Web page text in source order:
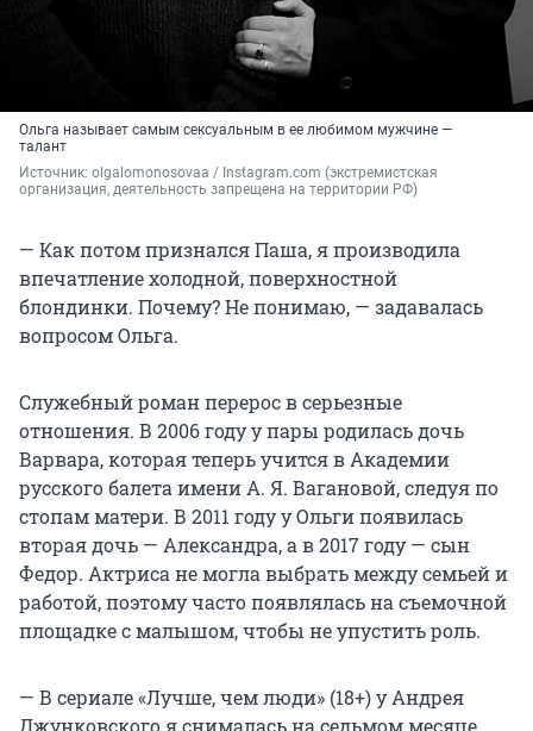
Ольга называет самым сексуальным в ее любимом мужчине —
талант
Источник: olgalomonosovaa / Instagram.com (экстремистская
организация, деятельность запрещена на территории РФ)
— Как потом признался Паша, я производила
впечатление холодной, поверхностной
блондинки. Почему? Не понимаю, — задавалась
вопросом Ольга.
Служебный роман перерос в серьезные
отношения. В 2006 году у пары родилась дочь
Варвара, которая теперь учится в Академии
русского балета имени А. Я. Вагановой, следуя по
стопам матери. В 2011 году у Ольги появилась
вторая дочь — Александра, а в 2017 году — сын
Федор. Актриса не могла выбрать между семьей и
работой, поэтому часто появлялась на съемочной
площадке с малышом, чтобы не упустить роль.
— В сериале «Лучше, чем люди» (18+) у Андрея
Джунковского я снималась на седьмом месяце